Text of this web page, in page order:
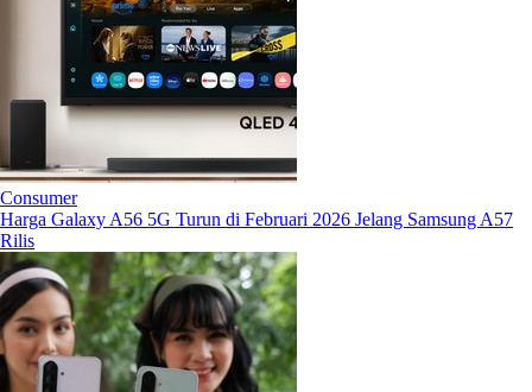
Consumer
Harga Galaxy A56 5G Turun di Februari 2026 Jelang Samsung A57
Rilis